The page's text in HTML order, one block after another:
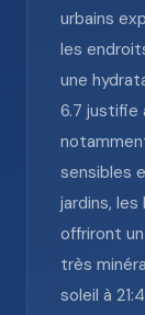
urbains
les
une
6.7 justifie
sensibles
jardins,
offriront
très
soleil à